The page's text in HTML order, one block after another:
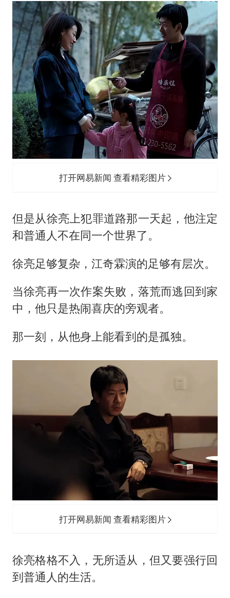
打开网易新闻 查看精彩图片
但是从徐亮上犯罪道路那一天起，他注定
和普通人不在同一个世界了。
徐亮足够复杂，江奇霖演的足够有层次。
当徐亮再一次作案失败，落荒而逃回到家
中，他只是热闹喜庆的旁观者。
那一刻，从他身上能看到的是孤独。
打开网易新闻 查看精彩图片
徐亮格格不入，无所适从，但又要强行回
到普通人的生活。